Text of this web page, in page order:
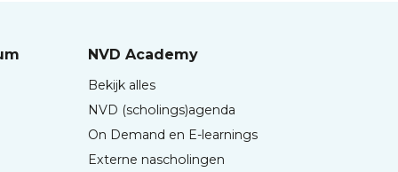
NVD Academy
Bekijk alles
NVD (scholings)agenda
On Demand en E-learnings
Externe nascholingen